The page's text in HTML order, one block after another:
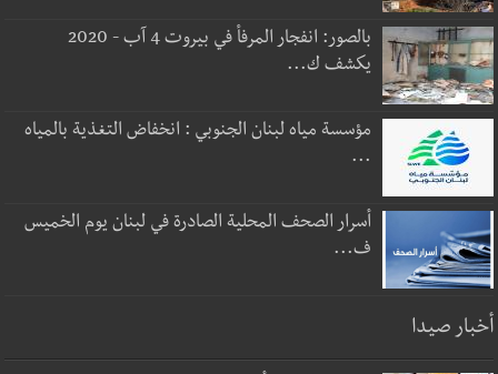
بالصور: انفجار المرفأ في بيروت 4 آب - 2020
يكشف ك...
مؤسسة مياه لبنان الجنوبي : انخفاض التغذية بالمياه
...
أسرار الصحف المحلية الصادرة في لبنان يوم الخميس
ف...
أخبار صيدا